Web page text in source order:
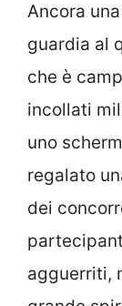
Ancora
guardia al
che è
incollati
uno
regalato
dei
agguerriti,